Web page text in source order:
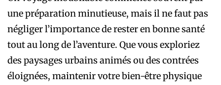
une préparation minutieuse, mais il ne faut pas
négliger l’importance de rester en bonne santé
tout au long de l’aventure. Que vous exploriez
des paysages urbains animés ou des contrées
éloignées, maintenir votre bien-être physique